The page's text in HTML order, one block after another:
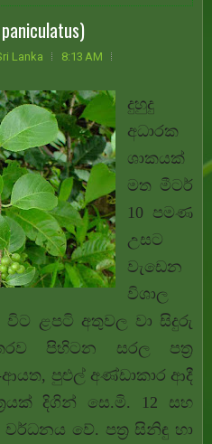
Lanka
8:13 AM
දුහුදු
අධාරක
ශාකයක්
මත මීටර්
10 පමණ
උසට
වැඩෙන
විශාල
ළපටි අතුවල වා සිදුරු
පිහිටන සරල පත්‍ර
ආයත, පුළුල් අණ්ඩාකාර ආදී
දිගින් සෙ.මි. 12 සහ
වේ. පත්‍ර සිනිඳු හා